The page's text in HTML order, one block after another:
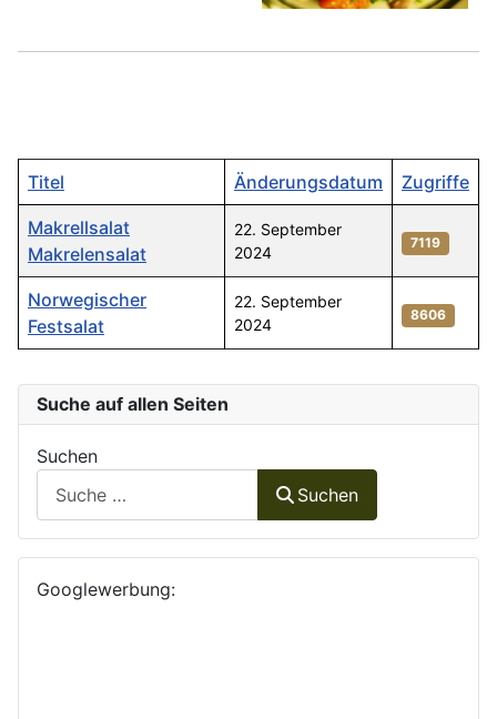
Titel Änderungsdatum Zugriffe
Makrellsalat
Makrelensalat
22. September
2024
7119
Norwegischer
Festsalat
22. September
2024
8606
Suche auf allen Seiten
Suchen
Suchen
Googlewerbung: